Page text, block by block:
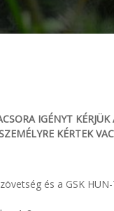
IGÉNYT
KÉRTEK
és a GSK